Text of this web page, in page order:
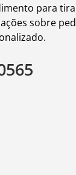
para
sobre